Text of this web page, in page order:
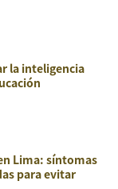
la inteligencia
Lima: síntomas
para evitar